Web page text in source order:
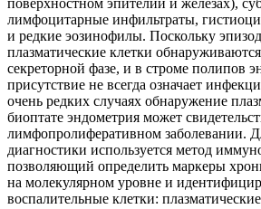
лимфоцитарные инфильтраты,
и редкие эозинофилы. Поскольку
плазматические клетки
секреторной фазе, и в строме полипов
присутствие не всегда означает
очень редких случаях обнаружение
биоптате эндометрия может
лимфопролиферативном заболевании.
диагностики используется метод
позволяющий определить маркеры
на молекулярном уровне и
воспалительные клетки: